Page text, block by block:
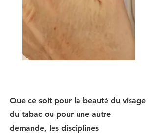
Que ce soit pour la beauté du visage
du tabac ou pour une autre
demande, les disciplines